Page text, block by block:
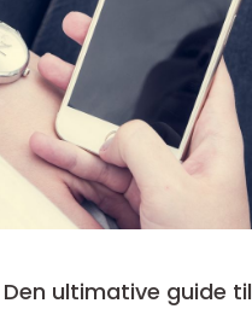
ultimative guide til